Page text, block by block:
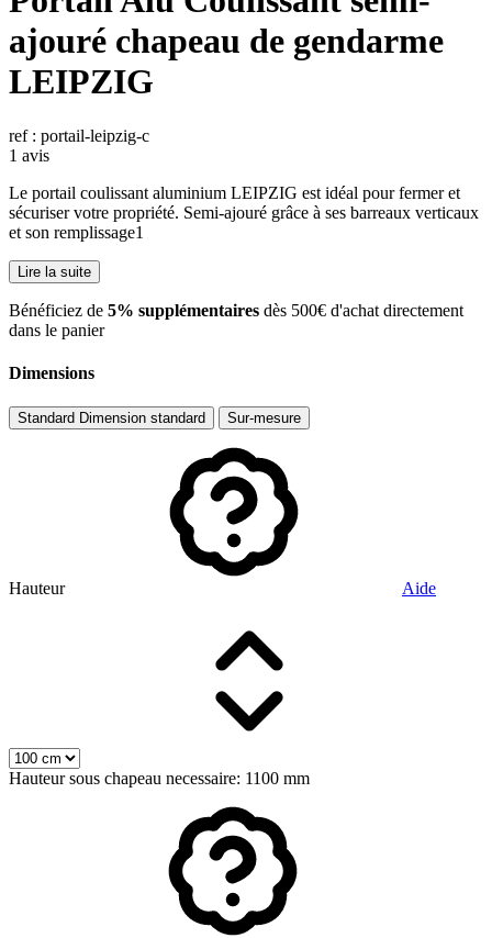
ajouré chapeau de gendarme
LEIPZIG
ref : portail-leipzig-c
1 avis
Le portail coulissant aluminium LEIPZIG est idéal pour fermer et
sécuriser votre propriété. Semi-ajouré grâce à ses barreaux verticaux
et son remplissage1
Lire la suite
​Bénéficiez de 5% supplémentaires dès 500€ d'achat directement
dans le panier
Dimensions
Standard Dimension standard Sur-mesure
Hauteur Aide
Hauteur sous chapeau necessaire: 1100 mm